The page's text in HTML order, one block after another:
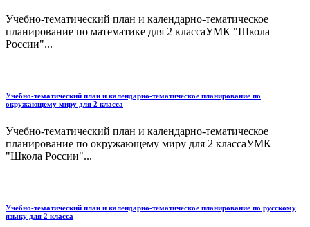
Учебно-тематический план и календарно-тематическое
планирование по математике для 2 классаУМК "Школа
России"...
Учебно-тематический план и календарно-тематическое планирование по
окружающему миру для 2 класса
Учебно-тематический план и календарно-тематическое
планирование по окружающему миру для 2 классаУМК
"Школа России"...
Учебно-тематический план и календарно-тематическое планирование по русскому
языку для 2 класса